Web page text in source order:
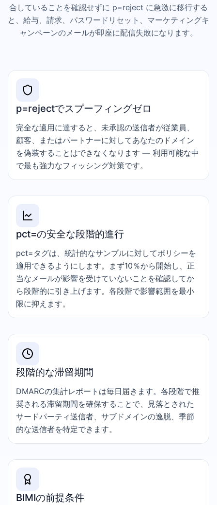
合していることを確認せずに p=reject に急激に移行する
と、給与、請求、パスワードリセット、マーケティングキ
ャンペーンのメールが即座に配信失敗になります。
p=rejectでスプーフィングゼロ
完全な適用に達すると、未承認の送信者が従業員、
顧客、またはパートナーに対してあなたのドメイン
を偽装することはできなくなります — 利用可能な中
で最も強力なフィッシング対策です。
pct=の安全な段階的進行
pct=タグは、統計的なサンプルに対してポリシーを
適用できるようにします。まず10％から開始し、正
当なメールが影響を受けていないことを確認してか
ら段階的に引き上げます。各段階で影響範囲を最小
限に抑えます。
段階的な滞留期間
DMARCの集計レポートは毎日届きます。各段階で推
奨される滞留期間を確保することで、見落とされた
サードパーティ送信者、サブドメインの逸脱、季節
的な送信者を特定できます。
BIMIの前提条件